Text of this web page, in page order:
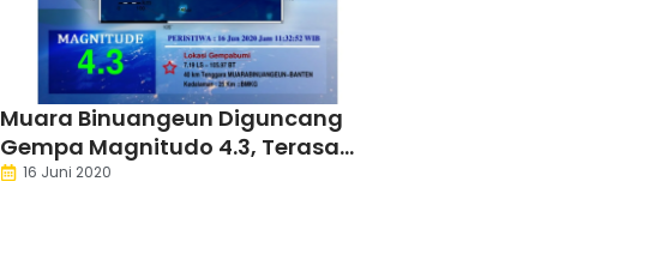
Muara Binuangeun Diguncang
Gempa Magnitudo 4.3, Terasa
Hingga Sukabumi dan Cilacap
16 Juni 2020